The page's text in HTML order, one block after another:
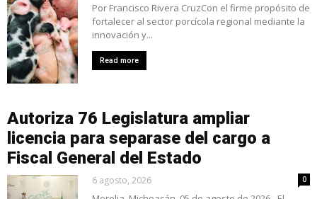
Por Francisco Rivera CruzCon el firme propósito de
fortalecer al sector porcícola regional mediante la
innovación y...
Read more
Autoriza 76 Legislatura ampliar
licencia para separase del cargo a
Fiscal General del Estado
6 agosto, 2026 0